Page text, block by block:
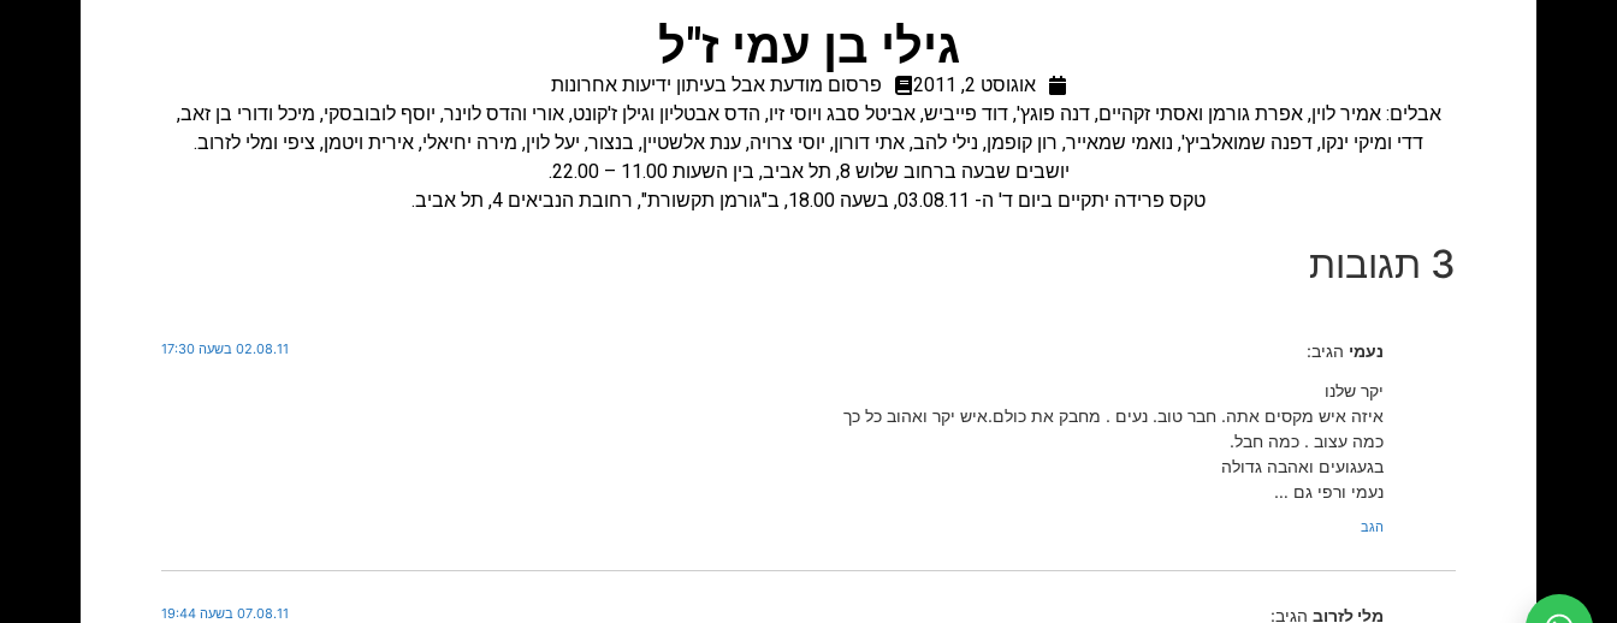
גילי בן עמי ז"ל
אוגוסט 2, 2011
פרסום מודעת אבל בעיתון ידיעות אחרונות
אבלים: אמיר לוין, אפרת גורמן ואסתי זקהיים, דנה פוגץ', דוד פייביש, אביטל סבג ויוסי זיו, הדס אבטליון וגילן ז'קונט, אורי והדס לוינר, יוסף לובובסקי, מיכל ודורי בן זאב,
דדי ומיקי ינקו, דפנה שמואלביץ', נואמי שמאייר, רון קופמן, נילי להב, אתי דורון, יוסי צרויה, ענת אלשטיין, בנצור, יעל לוין, מירה יחיאלי, אירית ויטמן, ציפי ומלי לזרוב.
יושבים שבעה ברחוב שלוש 8, תל אביב, בין השעות 11.00 – 22.00.
טקס פרידה יתקיים ביום ד' ה- 03.08.11, בשעה 18.00, ב"גורמן תקשורת", רחובת הנביאים 4, תל אביב.
3 תגובות
נעמי הגיב: 02.08.11 בשעה 17:30
יקר שלנו
איזה איש מקסים אתה. חבר טוב. נעים . מחבק את כולם.איש יקר ואהוב כל כך
כמה עצוב . כמה חבל.
בגעגועים ואהבה גדולה
נעמי ורפי גם …
הגב
מלי לזרוב הגיב: 07.08.11 בשעה 19:44